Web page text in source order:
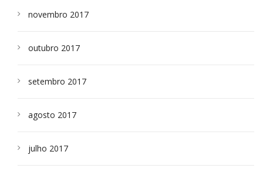
novembro 2017
outubro 2017
setembro 2017
agosto 2017
julho 2017